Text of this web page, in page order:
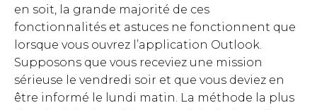
en soit, la grande majorité de ces
fonctionnalités et astuces ne fonctionnent que
lorsque vous ouvrez l’application Outlook.
Supposons que vous receviez une mission
sérieuse le vendredi soir et que vous deviez en
être informé le lundi matin. La méthode la plus